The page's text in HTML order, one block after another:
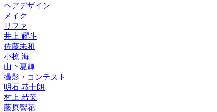
ヘアデザイン
メイク
リファ
井上 耀斗
佐藤未和
小椋 海
山下夏輝
撮影・コンテスト
明石 恭士朗
村上 若菜
藤原響花